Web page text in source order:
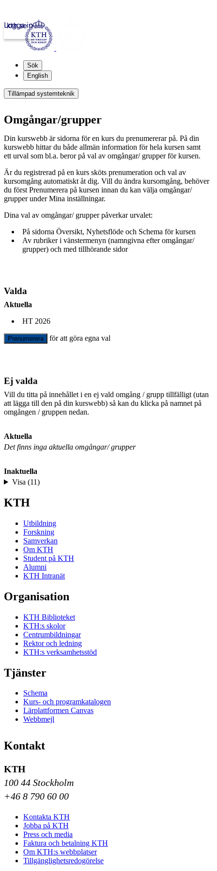
kth.se
Logga in
Sök
English
Tillämpad systemteknik
Omgångar/grupper
Din kurswebb är sidorna för en kurs du prenumererar på. På din
kurswebb hittar du både allmän information för hela kursen samt
ett urval som bl.a. beror på val av omgångar/ grupper för kursen.
Är du registrerad på en kurs sköts prenumeration och val av
kursomgång automatiskt åt dig. Vill du ändra kursomgång, behöver
du först Prenumerera på kursen innan du kan välja omgångar/
grupper under Mina inställningar.
Dina val av omgångar/ grupper påverkar urvalet:
På sidorna Översikt, Nyhetsflöde och Schema för kursen
Av rubriker i vänstermenyn (namngivna efter omgångar/
grupper) och med tillhörande sidor
Valda
Aktuella
HT 2026
Prenumerera för att göra egna val
Ej valda
Vill du titta på innehållet i en ej vald omgång / grupp tillfälligt (utan
att lägga till den på din kurswebb) så kan du klicka på namnet på
omgången / gruppen nedan.
Aktuella
Det finns inga aktuella omgångar/ grupper
Inaktuella
Visa (11)
KTH
Utbildning
Forskning
Samverkan
Om KTH
Student på KTH
Alumni
KTH Intranät
Organisation
KTH Biblioteket
KTH:s skolor
Centrumbildningar
Rektor och ledning
KTH:s verksamhetsstöd
Tjänster
Schema
Kurs- och programkatalogen
Lärplattformen Canvas
Webbmejl
Kontakt
KTH
100 44 Stockholm
+46 8 790 60 00
Kontakta KTH
Jobba på KTH
Press och media
Faktura och betalning KTH
Om KTH:s webbplatser
Tillgänglighetsredogörelse